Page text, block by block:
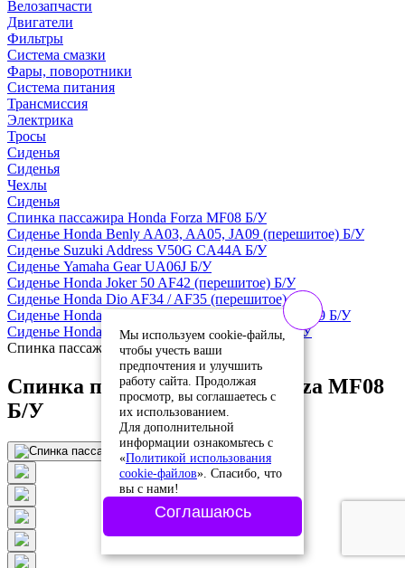
Велозапчасти
Двигатели
Фильтры
Система смазки
Фары, поворотники
Система питания
Трансмиссия
Электрика
Тросы
Сиденья
Сиденья
Чехлы
Сиденья
Спинка пассажира Honda Forza MF08 Б/У
Сиденье Honda Benly AA03, AA05, JA09 (перешитое) Б/У
Сиденье Suzuki Address V50G CA44A Б/У
Сиденье Yamaha Gear UA06J Б/У
Сиденье Honda Joker 50 AF42 (перешитое) Б/У
Сиденье Honda Dio AF34 / AF35 (перешитое) Б/У
Сиденье Honda Benly Pro 50/110 AA03, AA05, JA09 Б/У
Сиденье Honda Dio AF27 / AF28 (перешитое) Б/У
Спинка пассажира Honda Forza MF08 Б/У
Спинка пассажира Honda Forza MF08
Б/У
Мы используем cookie-файлы,
чтобы учесть ваши
предпочтения и улучшить
работу сайта. Продолжая
просмотр, вы соглашаетесь с
их использованием.
Для дополнительной
информации ознакомьтесь с
«Политикой использования
cookie-файлов». Спасибо, что
вы с нами!
Соглашаюсь